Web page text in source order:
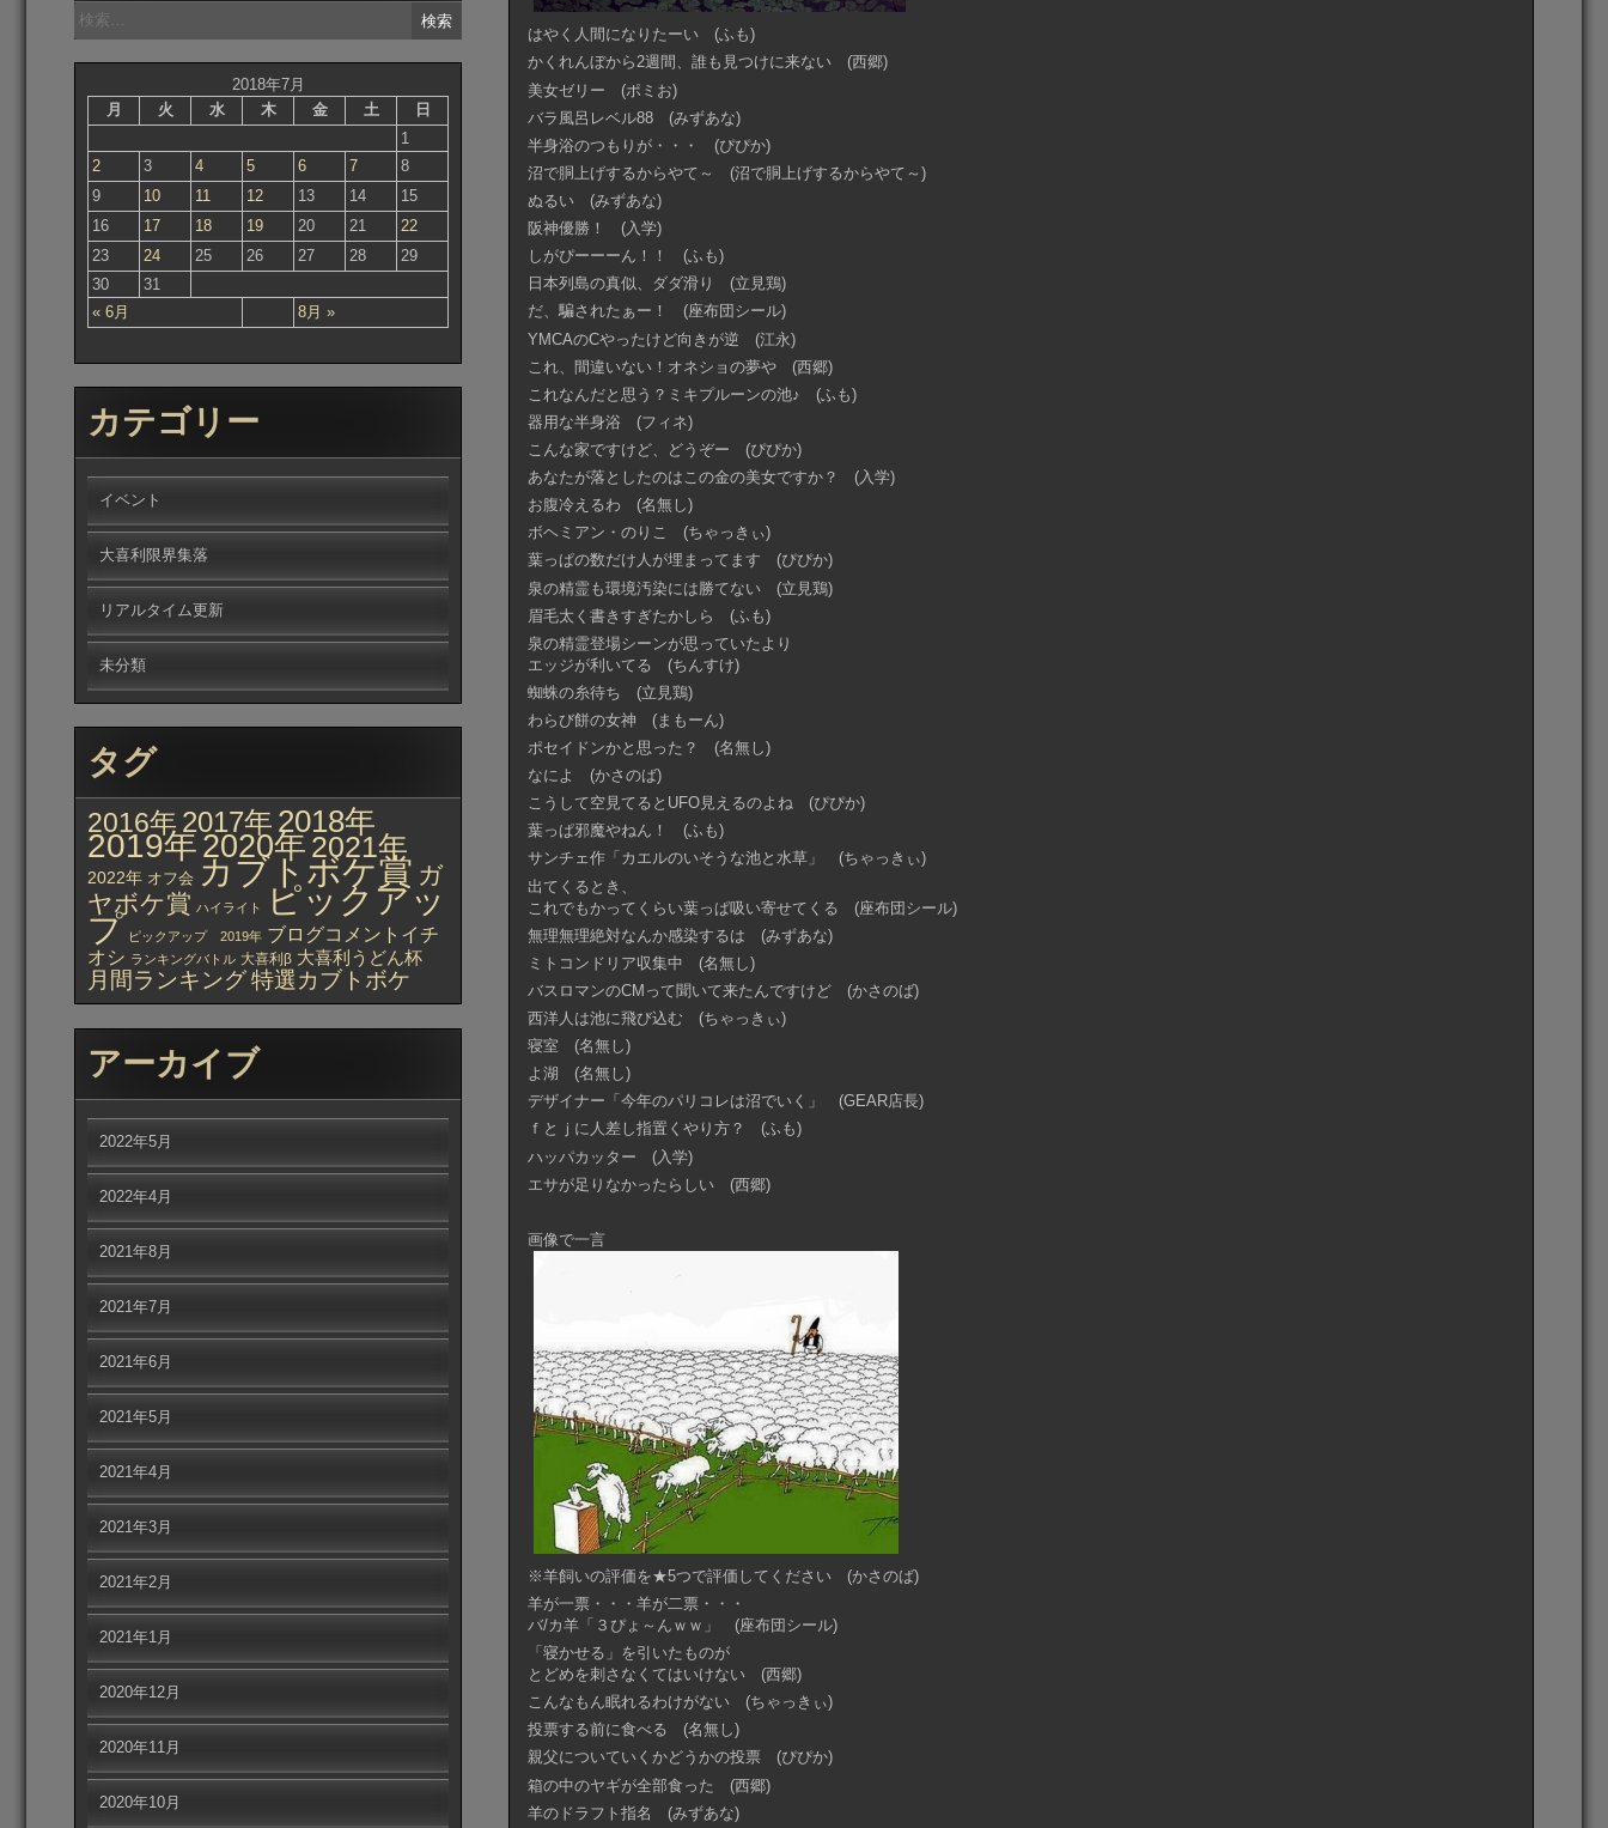
はやく人間になりたーい (ふも)
かくれんぼから2週間、誰も見つけに来ない (西郷)
美女ゼリー (ポミお)
バラ風呂レベル88 (みずあな)
半身浴のつもりが・・・ (ぴぴか)
沼で胴上げするからやて～ (沼で胴上げするからやて～)
ぬるい (みずあな)
阪神優勝！ (入学)
しがぴーーーん！！ (ふも)
日本列島の真似、ダダ滑り (立見鶏)
だ、騙されたぁー！ (座布団シール)
YMCAのCやったけど向きが逆 (江永)
これ、間違いない！オネショの夢や (西郷)
これなんだと思う？ミキプルーンの池♪ (ふも)
器用な半身浴 (フィネ)
こんな家ですけど、どうぞー (ぴぴか)
あなたが落としたのはこの金の美女ですか？ (入学)
お腹冷えるわ (名無し)
ボヘミアン・のりこ (ちゃっきぃ)
葉っぱの数だけ人が埋まってます (ぴぴか)
泉の精霊も環境汚染には勝てない (立見鶏)
眉毛太く書きすぎたかしら (ふも)
泉の精霊登場シーンが思っていたより
エッジが利いてる (ちんすけ)
蜘蛛の糸待ち (立見鶏)
わらび餅の女神 (まもーん)
ポセイドンかと思った？ (名無し)
なによ (かさのば)
こうして空見てるとUFO見えるのよね (ぴぴか)
葉っぱ邪魔やねん！ (ふも)
サンチェ作「カエルのいそうな池と水草」 (ちゃっきぃ)
出てくるとき、
これでもかってくらい葉っぱ吸い寄せてくる (座布団シール)
無理無理絶対なんか感染するは (みずあな)
ミトコンドリア収集中 (名無し)
バスロマンのCMって聞いて来たんですけど (かさのば)
西洋人は池に飛び込む (ちゃっきぃ)
寝室 (名無し)
よ湖 (名無し)
デザイナー「今年のパリコレは沼でいく」 (GEAR店長)
ｆとｊに人差し指置くやり方？ (ふも)
ハッパカッター (入学)
エサが足りなかったらしい (西郷)
画像で一言
※羊飼いの評価を★5つで評価してください (かさのば)
羊が一票・・・羊が二票・・・
バ/カ羊「３ぴょ～んｗｗ」 (座布団シール)
「寝かせる」を引いたものが
とどめを刺さなくてはいけない (西郷)
こんなもん眠れるわけがない (ちゃっきぃ)
投票する前に食べる (名無し)
親父についていくかどうかの投票 (ぴぴか)
箱の中のヤギが全部食った (西郷)
羊のドラフト指名 (みずあな)
検
索:
2018年7月
月
火 水 木 金 土 日
« 6月 8月 »
1
2
3 4 5 6 7
8
9
10 11 12 13 14
15
16
17 18 19 20 21
22
23
24 25 26 27 28
29
30
31
カテゴリー
イベント
大喜利限界集落
リアルタイム更新
未分類
タグ
2016年 2017年 2018年
2019年2020年 2021年
2022年 オフ会 カブトボケ賞 ガ
ヤボケ賞 ハイライト ピックアッ
プ ピックアップ 2019年 ブログコメントイチ
オシ ランキングバトル 大喜利β 大喜利うどん杯
月間ランキング特選カブトボケ
アーカイブ
2022年5月
2022年4月
2021年8月
2021年7月
2021年6月
2021年5月
2021年4月
2021年3月
2021年2月
2021年1月
2020年12月
2020年11月
2020年10月